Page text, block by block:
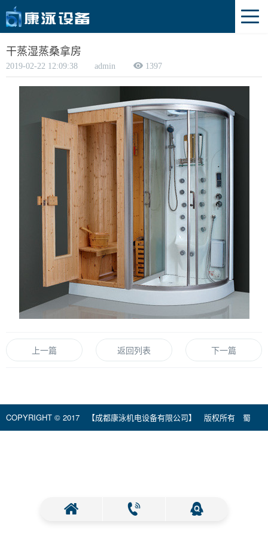
网站首页
关于我们
企业简介
游泳池、温泉设备
循环系统水泵
过滤系统设备
消毒杀菌系统设备
加热恒温系统设备
除湿热泵系统设备
水质监控系统设备
水下清洁机
桑拿房设备
水疗池设备
喷泉设备
工程业绩
游泳池，温泉案例
桑拿房，水疗案例
新闻资讯
公司新闻
行业资讯
联系我们
联系我们
加入我们 139 8184 4378 何先生
119WEB.CN技术提供者
干蒸湿蒸桑拿房
2019-02-22 12:09:38 admin 1397
上一篇 下一篇
返回列表
COPYRIGHT © 2017 【成都康泳机电设备有限公司】 版权所有 蜀